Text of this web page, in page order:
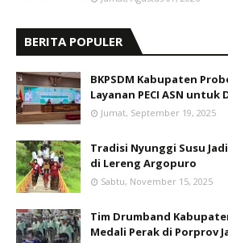
BERITA POPULER
BKPSDM Kabupaten
Layanan PECI ASN
Jumat, September 19, 2025
Tradisi Nyunggi Susu
di Lereng Argopuro
Sabtu, November 15, 2025
Tim Drumband
Medali Perak di Porprov